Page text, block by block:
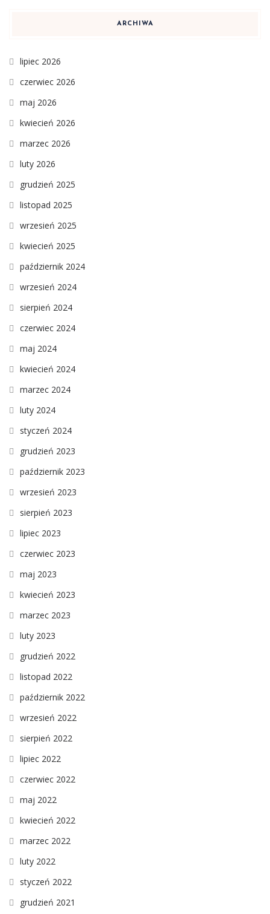
ARCHIWA
lipiec 2026
czerwiec 2026
maj 2026
kwiecień 2026
marzec 2026
luty 2026
grudzień 2025
listopad 2025
wrzesień 2025
kwiecień 2025
październik 2024
wrzesień 2024
sierpień 2024
czerwiec 2024
maj 2024
kwiecień 2024
marzec 2024
luty 2024
styczeń 2024
grudzień 2023
październik 2023
wrzesień 2023
sierpień 2023
lipiec 2023
czerwiec 2023
maj 2023
kwiecień 2023
marzec 2023
luty 2023
grudzień 2022
listopad 2022
październik 2022
wrzesień 2022
sierpień 2022
lipiec 2022
czerwiec 2022
maj 2022
kwiecień 2022
marzec 2022
luty 2022
styczeń 2022
grudzień 2021